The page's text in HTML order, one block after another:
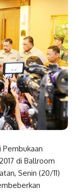
di Ballroom
Senin (20/11)